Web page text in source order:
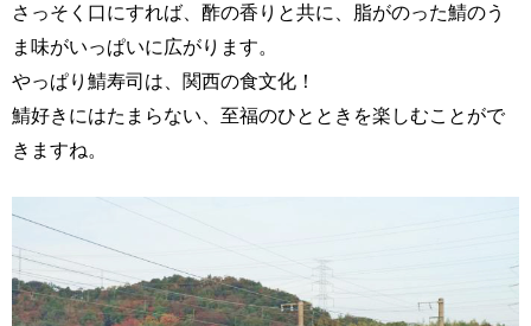
さっそく口にすれば、酢の香りと共に、脂がのった鯖のう
ま味がいっぱいに広がります。
やっぱり鯖寿司は、関西の食文化！
鯖好きにはたまらない、至福のひとときを楽しむことがで
きますね。